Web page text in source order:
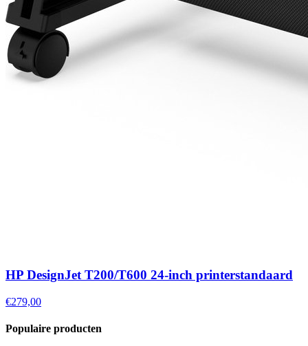
HP DesignJet T200/T600 24-inch printerstandaard
€279,00
Populaire producten